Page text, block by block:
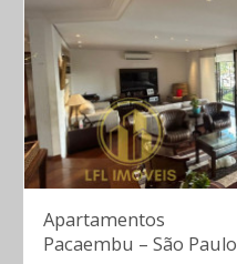
Apartamentos
Pacaembu – São Paulo